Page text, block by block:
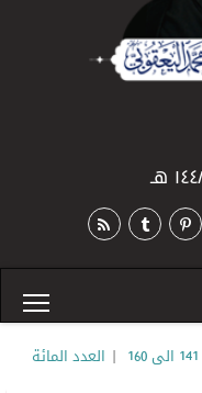
| العدد المائة